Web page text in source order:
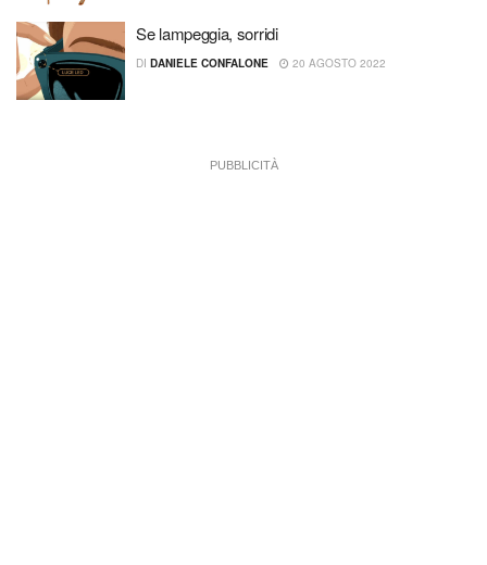
Se lampeggia, sorridi
DI DANIELE CONFALONE 20 AGOSTO 2022
PUBBLICITÀ